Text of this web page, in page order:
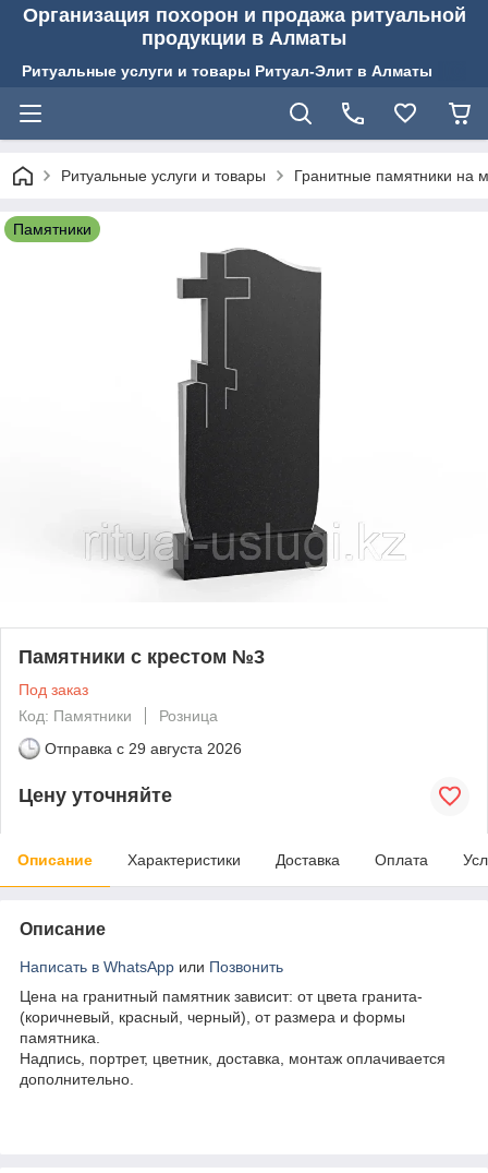
Организация похорон и продажа ритуальной
продукции в Алматы
Ритуальные услуги и товары Ритуал-Элит в Алматы
Ритуальные услуги и товары Гранитные памятники на
Памятники
Памятники с крестом №3
Под заказ
Код: Памятники
Розница
Отправка с 29 августа 2026
Цену уточняйте
Описание Характеристики Доставка Оплата
Описание
Написать в WhatsApp или Позвонить
Цена на гранитный памятник зависит: от цвета гранита-
(коричневый, красный, черный), от размера и формы
памятника.
Надпись, портрет, цветник, доставка, монтаж оплачивается
дополнительно.